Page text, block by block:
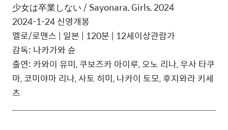
少女は卒業しない / Sayonara, Girls, 2024
2024-1-24 신영개봉
멜로/로맨스 | 일본 | 120분 | 12세이상관람가
감독: 나카가와 슌
출연: 카와이 유미, 쿠보즈카 아이루, 오노 리나, 우사 타쿠
마, 코미야마 리나, 사토 히미, 나카이 토모, 후지와라 키세
츠